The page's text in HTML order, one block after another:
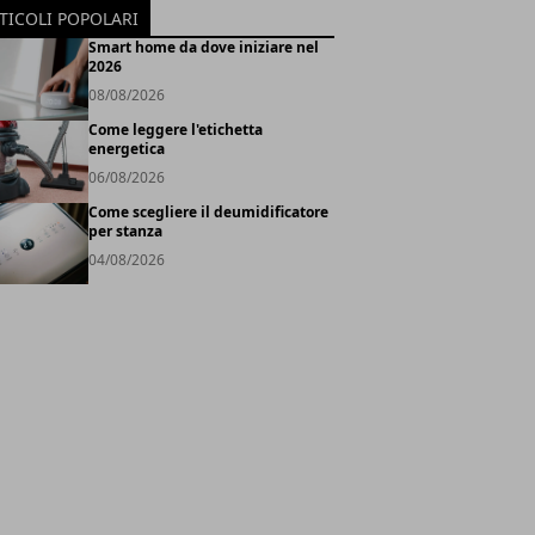
POPOLARI
Smart home da dove iniziare nel
2026
08/08/2026
Come leggere l'etichetta
energetica
06/08/2026
Come scegliere il deumidificatore
per stanza
04/08/2026